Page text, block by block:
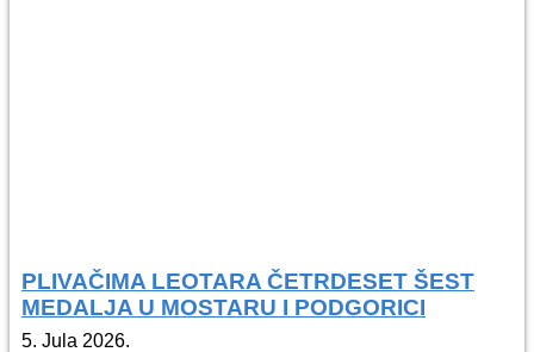
PLIVAČIMA LEOTARA ČETRDESET ŠEST
MEDALJA U MOSTARU I PODGORICI
5. Jula 2026.